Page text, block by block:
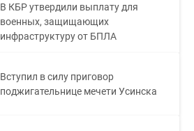
В КБР утвердили выплату для
военных, защищающих
инфраструктуру от БПЛА
Вступил в силу приговор
поджигательнице мечети Усинска